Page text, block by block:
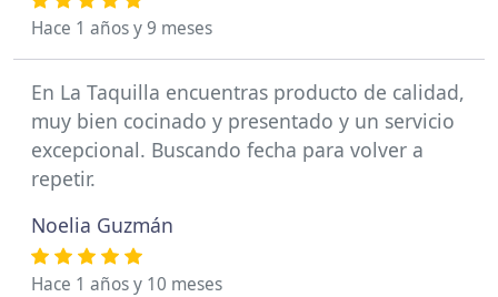
Hace 1 años y 9 meses
En La Taquilla encuentras producto de calidad,
muy bien cocinado y presentado y un servicio
excepcional. Buscando fecha para volver a
repetir.
Noelia Guzmán
Hace 1 años y 10 meses